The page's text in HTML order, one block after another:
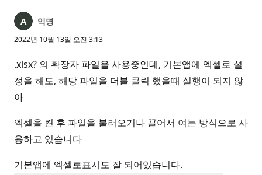
익명
2022년 10월 13일 오전 3:13
.xlsx? 의 확장자 파일을 사용중인데, 기본앱에 엑셀로 설
정을 해도, 해당 파일을 더블 클릭 했을때 실행이 되지 않
아
엑셀을 켠 후 파일을 불러오거나 끌어서 여는 방식으로 사
용하고 있습니다
기본앱에 엑셀로표시도 잘 되어있습니다.